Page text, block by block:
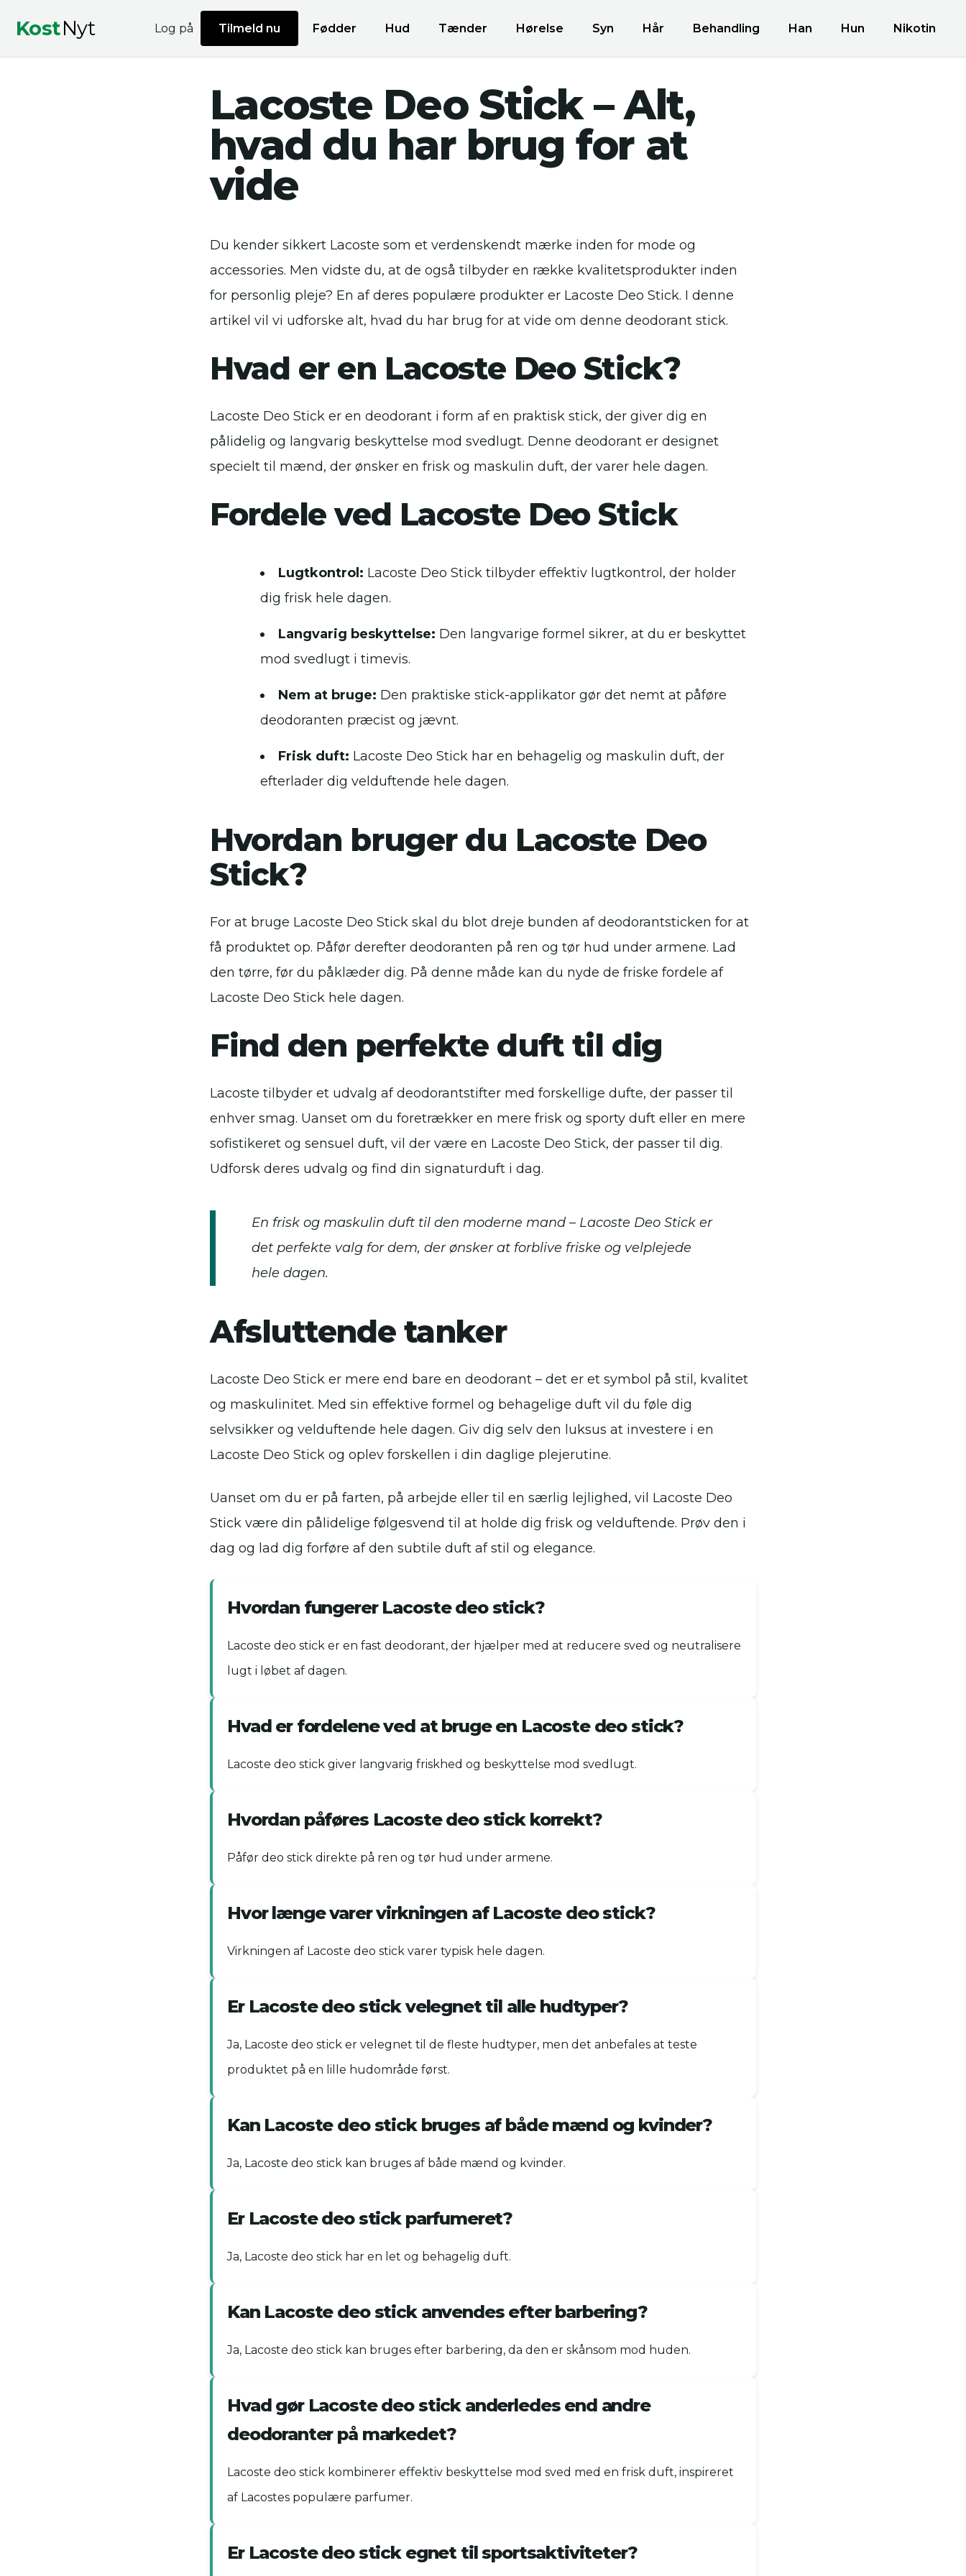
KostNyt Fødder Hud Tænder Hørelse Syn Hår Behandling Han Hun Nikotin
Log på Tilmeld nu
Lacoste Deo Stick – Alt,
hvad du har brug for at
vide
Du kender sikkert Lacoste som et verdenskendt mærke inden for mode og
accessories. Men vidste du, at de også tilbyder en række kvalitetsprodukter inden
for personlig pleje? En af deres populære produkter er Lacoste Deo Stick. I denne
artikel vil vi udforske alt, hvad du har brug for at vide om denne deodorant stick.
Hvad er en Lacoste Deo Stick?
Lacoste Deo Stick er en deodorant i form af en praktisk stick, der giver dig en
pålidelig og langvarig beskyttelse mod svedlugt. Denne deodorant er designet
specielt til mænd, der ønsker en frisk og maskulin duft, der varer hele dagen.
Fordele ved Lacoste Deo Stick
Lugtkontrol: Lacoste Deo Stick tilbyder effektiv lugtkontrol, der holder
dig frisk hele dagen.
Langvarig beskyttelse: Den langvarige formel sikrer, at du er beskyttet
mod svedlugt i timevis.
Nem at bruge: Den praktiske stick-applikator gør det nemt at påføre
deodoranten præcist og jævnt.
Frisk duft: Lacoste Deo Stick har en behagelig og maskulin duft, der
efterlader dig velduftende hele dagen.
Hvordan bruger du Lacoste Deo
Stick?
For at bruge Lacoste Deo Stick skal du blot dreje bunden af ​​deodorantsticken for at
få produktet op. Påfør derefter deodoranten på ren og tør hud under armene. Lad
den tørre, før du påklæder dig. På denne måde kan du nyde de friske fordele af
Lacoste Deo Stick hele dagen.
Find den perfekte duft til dig
Lacoste tilbyder et udvalg af deodorantstifter med forskellige dufte, der passer til
enhver smag. Uanset om du foretrækker en mere frisk og sporty duft eller en mere
sofistikeret og sensuel duft, vil der være en Lacoste Deo Stick, der passer til dig.
Udforsk deres udvalg og find din signaturduft i dag.
En frisk og maskulin duft til den moderne mand – Lacoste Deo Stick er
det perfekte valg for dem, der ønsker at forblive friske og velplejede
hele dagen.
Afsluttende tanker
Lacoste Deo Stick er mere end bare en deodorant – det er et symbol på stil, kvalitet
og maskulinitet. Med sin effektive formel og behagelige duft vil du føle dig
selvsikker og velduftende hele dagen. Giv dig selv den luksus at investere i en
Lacoste Deo Stick og oplev forskellen i din daglige plejerutine.
Uanset om du er på farten, på arbejde eller til en særlig lejlighed, vil Lacoste Deo
Stick være din pålidelige følgesvend til at holde dig frisk og velduftende. Prøv den i
dag og lad dig forføre af den subtile duft af stil og elegance.
Hvordan fungerer Lacoste deo stick?
Lacoste deo stick er en fast deodorant, der hjælper med at reducere sved og neutralisere
lugt i løbet af dagen.
Hvad er fordelene ved at bruge en Lacoste deo stick?
Lacoste deo stick giver langvarig friskhed og beskyttelse mod svedlugt.
Hvordan påføres Lacoste deo stick korrekt?
Påfør deo stick direkte på ren og tør hud under armene.
Hvor længe varer virkningen af Lacoste deo stick?
Virkningen af Lacoste deo stick varer typisk hele dagen.
Er Lacoste deo stick velegnet til alle hudtyper?
Ja, Lacoste deo stick er velegnet til de fleste hudtyper, men det anbefales at teste
produktet på en lille hudområde først.
Kan Lacoste deo stick bruges af både mænd og kvinder?
Ja, Lacoste deo stick kan bruges af både mænd og kvinder.
Er Lacoste deo stick parfumeret?
Ja, Lacoste deo stick har en let og behagelig duft.
Kan Lacoste deo stick anvendes efter barbering?
Ja, Lacoste deo stick kan bruges efter barbering, da den er skånsom mod huden.
Hvad gør Lacoste deo stick anderledes end andre
deodoranter på markedet?
Lacoste deo stick kombinerer effektiv beskyttelse mod sved med en frisk duft, inspireret
af Lacostes populære parfumer.
Er Lacoste deo stick egnet til sportsaktiviteter?